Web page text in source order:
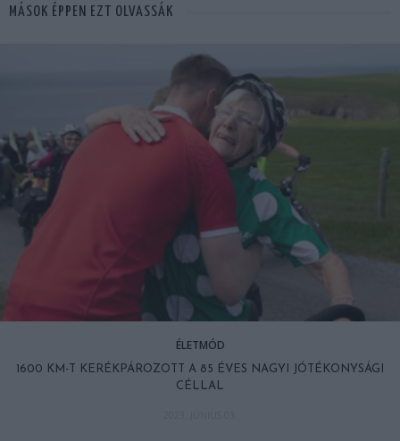
MÁSOK ÉPPEN EZT OLVASSÁK
ÉLETMÓD
1600 KM-T KERÉKPÁROZOTT A 85 ÉVES NAGYI JÓTÉKONYSÁGI
CÉLLAL